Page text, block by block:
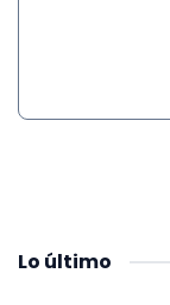
Lo último